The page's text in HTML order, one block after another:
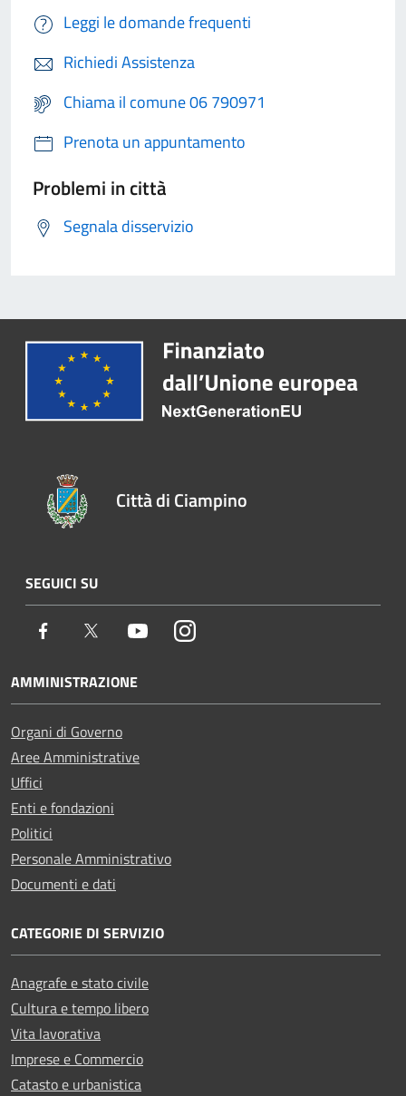
Leggi le domande frequenti
Richiedi Assistenza
Chiama il comune 06 790971
Prenota un appuntamento
Problemi in città
Segnala disservizio
Città di Ciampino
SEGUICI SU
Facebook Twitter YoutubeInstagram
AMMINISTRAZIONE
Organi di Governo
Aree Amministrative
Uffici
Enti e fondazioni
Politici
Personale Amministrativo
Documenti e dati
CATEGORIE DI SERVIZIO
Anagrafe e stato civile
Cultura e tempo libero
Vita lavorativa
Imprese e Commercio
Catasto e urbanistica